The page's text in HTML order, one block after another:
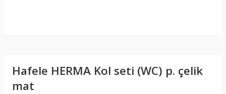
Hafele HERMA Kol seti (WC) p. çelik
mat